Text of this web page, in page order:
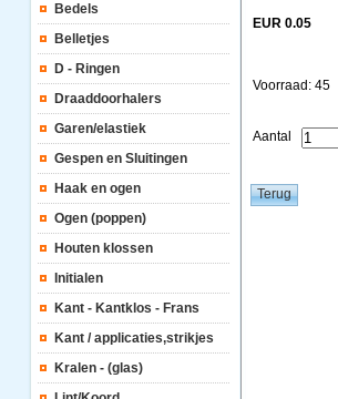
Bedels
Belletjes
D - Ringen
Draaddoorhalers
Garen/elastiek
Gespen en Sluitingen
Haak en ogen
Ogen (poppen)
Houten klossen
Initialen
Kant - Kantklos - Frans
Kant / applicaties,strikjes
Kralen - (glas)
EUR 0.05
Voorraad: 45
Aantal